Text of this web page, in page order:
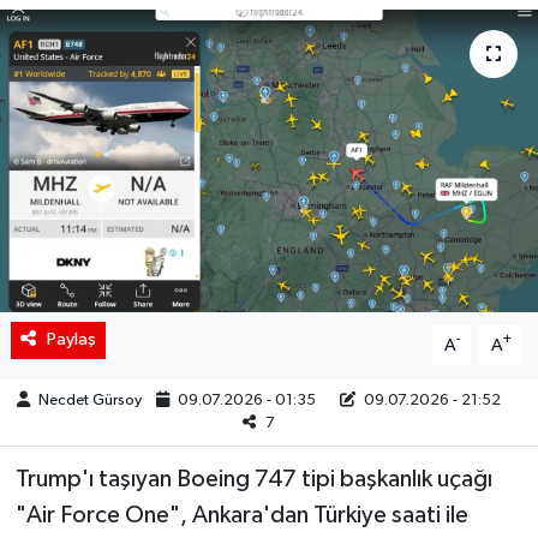
Paylaş A- A+
Necdet Gürsoy 09.07.2026 - 01:35
09.07.2026 - 21:52
7
Trump'ı taşıyan Boeing 747 tipi başkanlık uçağı
"Air Force One", Ankara'dan Türkiye saati ile
Siyaset
Spor
Teknoloji
Yaşam